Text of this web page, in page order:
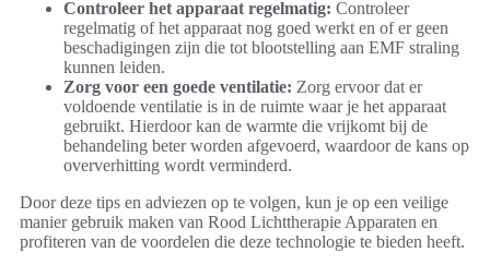
Controleer het apparaat regelmatig: Controleer
regelmatig of het apparaat nog goed werkt en of er geen
beschadigingen zijn die tot blootstelling aan EMF straling
kunnen leiden.
Zorg voor een goede ventilatie: Zorg ervoor dat er
voldoende ventilatie is in de ruimte waar je het apparaat
gebruikt. Hierdoor kan de warmte die vrijkomt bij de
behandeling beter worden afgevoerd, waardoor de kans op
oververhitting wordt verminderd.
Door deze tips en adviezen op te volgen, kun je op een veilige
manier gebruik maken van Rood Lichttherapie Apparaten en
profiteren van de voordelen die deze technologie te bieden heeft.